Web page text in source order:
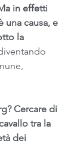
in effetti
una causa, e
la
Cercare di
tra la
dei